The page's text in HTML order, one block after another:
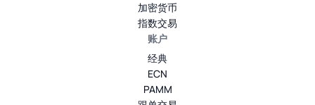
加密货币
指数交易
账户
经典
ECN
PAMM